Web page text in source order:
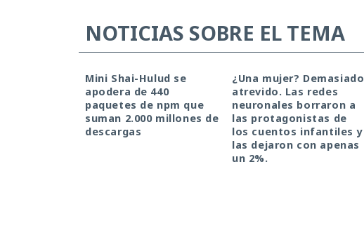
NOTICIAS SOBRE EL TEMA
Mini Shai-Hulud se
apodera de 440
paquetes de npm que
suman 2.000 millones de
descargas
¿Una mujer? Demasiado
atrevido. Las redes
neuronales borraron a
las protagonistas de
los cuentos infantiles y
las dejaron con apenas
un 2%.